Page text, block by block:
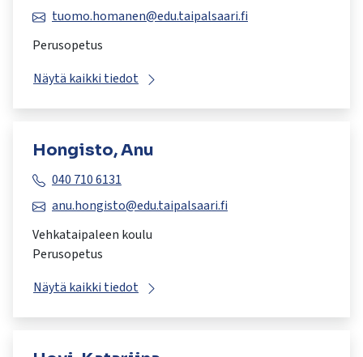
tuomo.homanen@edu.taipalsaari.fi
Perusopetus
Näytä kaikki tiedot
Hongisto, Anu
040 710 6131
anu.hongisto@edu.taipalsaari.fi
Vehkataipaleen koulu
Perusopetus
Näytä kaikki tiedot